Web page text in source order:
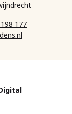
177